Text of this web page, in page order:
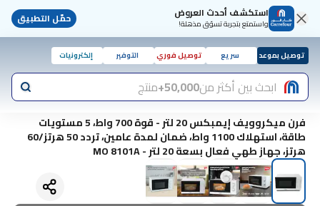
استكشف أحدث العروض
واستمتع بتجربة تسوّق مذهلة! حمّل التطبيق
توصيل بموعد سريع توصيل فوري التوفير إلكترونيات
ابحث بين أكثر من50,000+ منتج
فرن ميكروويف إيمبكس 20 لتر - قوة 700 واط، 5 مستويات
طاقة، استهلاك 1100 واط، ضمان لمدة عامين، تردد 50 هرتز/60
هرتز، جهاز طهي فعال بسعة 20 لتر - MO 8101A